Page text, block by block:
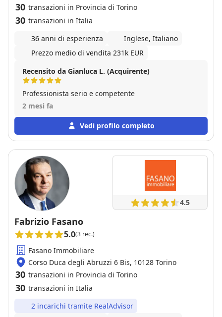
30 transazioni in Provincia di Torino
30 transazioni in Italia
36 anni di esperienza
Inglese, Italiano
Prezzo medio di vendita 231k EUR
Recensito da Gianluca L. (Acquirente)
Professionista serio e competente
2 mesi fa
Vedi profilo completo
4.5
Fabrizio Fasano
5.0(3 rec.)
Fasano Immobiliare
Corso Duca degli Abruzzi 6 Bis, 10128 Torino
30 transazioni in Provincia di Torino
30 transazioni in Italia
2 incarichi tramite RealAdvisor